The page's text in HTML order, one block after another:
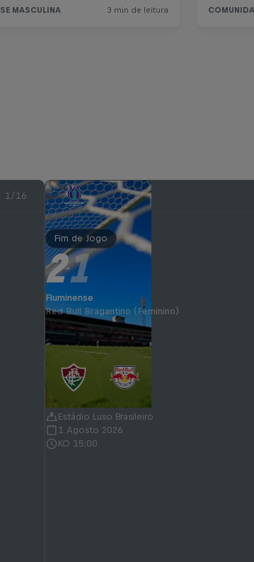
1/16
Fim de Jogo
2-1
Fluminense
Red Bull Bragantino (Feminino)
Estádio Luso Brasileiro
1 Agosto 2026
KO 15:00